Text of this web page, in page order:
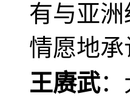
有与亚
情愿地承
王赓武：